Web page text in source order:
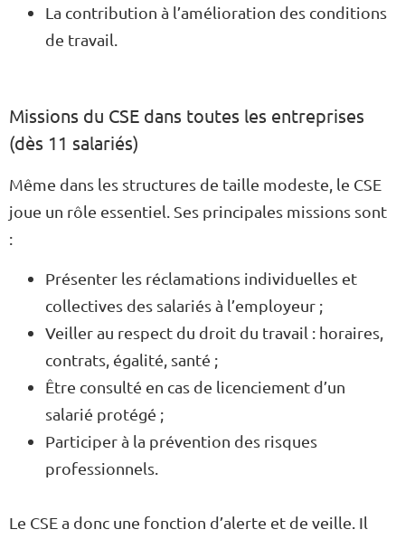
La contribution à l’amélioration des conditions
de travail.
Missions du CSE dans toutes les entreprises
(dès 11 salariés)
Même dans les structures de taille modeste, le CSE
joue un rôle essentiel. Ses principales missions sont
:
Présenter les réclamations individuelles et
collectives des salariés à l’employeur ;
Veiller au respect du droit du travail : horaires,
contrats, égalité, santé ;
Être consulté en cas de licenciement d’un
salarié protégé ;
Participer à la prévention des risques
professionnels.
Le CSE a donc une fonction d’alerte et de veille. Il